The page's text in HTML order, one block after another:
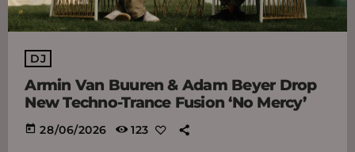
DJ
Armin Van Buuren & Adam Beyer Drop
New Techno-Trance Fusion ‘No Mercy’
today 28/06/2026 123